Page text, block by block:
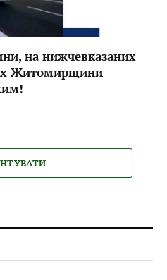
на нижчевказаних
Житомирщини